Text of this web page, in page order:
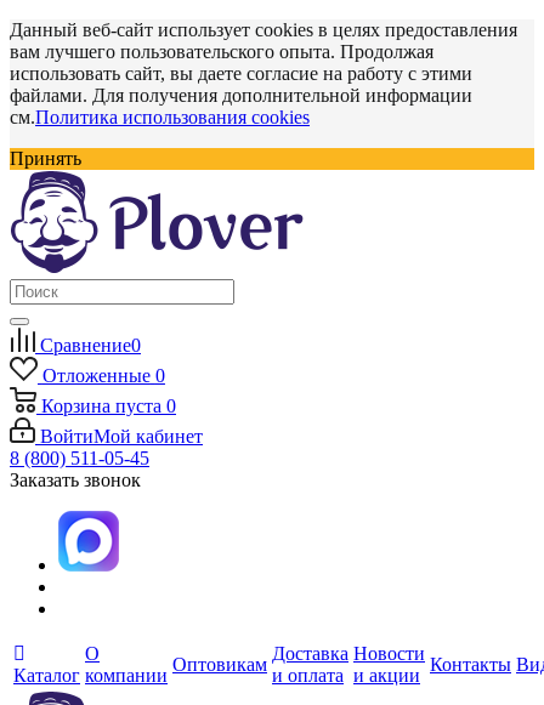
Данный веб-сайт использует cookies в целях предоставления
вам лучшего пользовательского опыта. Продолжая
использовать сайт, вы даете согласие на работу с этими
файлами. Для получения дополнительной информации
см.Политика использования cookies
Принять
Сравнение0
Отложенные 0
Корзина пуста 0
ВойтиМой кабинет
8 (800) 511-05-45
Заказать звонок
Каталог
О
компании
Оптовикам
Доставка
и оплата
Новости
и акции
Контакты